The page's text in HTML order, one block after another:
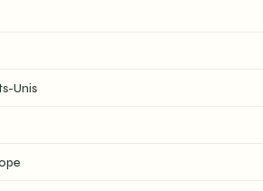
Unis